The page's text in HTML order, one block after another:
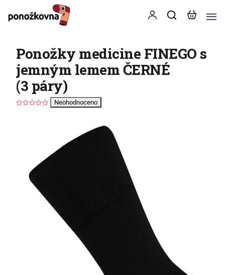
Ponožky medicine FINEGO s
jemným lemem ČERNÉ
(3 páry)
Neohodnoceno